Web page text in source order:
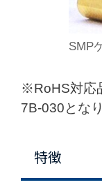
SMP
※RoHS対応
7B-030とな
特徴